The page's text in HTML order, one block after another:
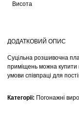
Висота
ДОДАТКОВИЙ ОПИС
Суцільна розшивочна
приміщень можна купити в
умови співпраці для
Категорії: Погонажні